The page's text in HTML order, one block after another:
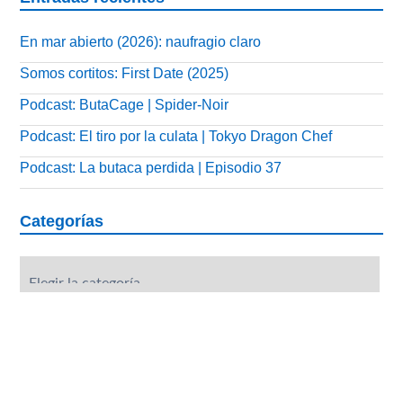
En mar abierto (2026): naufragio claro
Somos cortitos: First Date (2025)
Podcast: ButaCage | Spider-Noir
Podcast: El tiro por la culata | Tokyo Dragon Chef
Podcast: La butaca perdida | Episodio 37
Categorías